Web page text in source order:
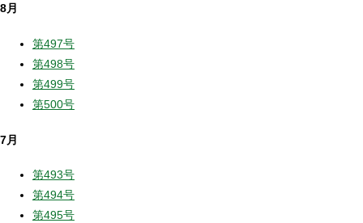
8月
第497号
第498号
第499号
第500号
7月
第493号
第494号
第495号